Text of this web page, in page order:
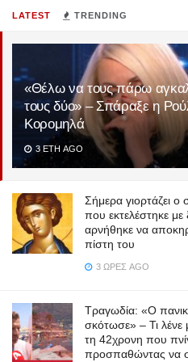
LATEST TRENDING
«Θέλω να τους πάρω
τους δύο» – Σπάραξε η
Κορομηλά
3 ΈΤΗ AGO
Σήμερα γιορτάζει ο
που εκτελέστηκε με
αρνήθηκε να
πίστη του
3 ΏΡΕΣ AGO
Τραγωδία: «Ο
σκότωσε» – Τι λένε
τη 42χρονη που
προσπαθώντας να